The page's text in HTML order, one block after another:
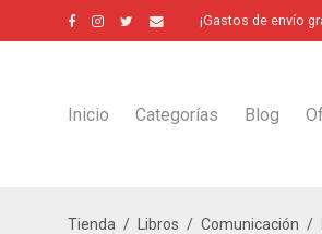
¡Gastos de envío
Inicio Categorías Blog
Tienda / Libros / Comunicación /